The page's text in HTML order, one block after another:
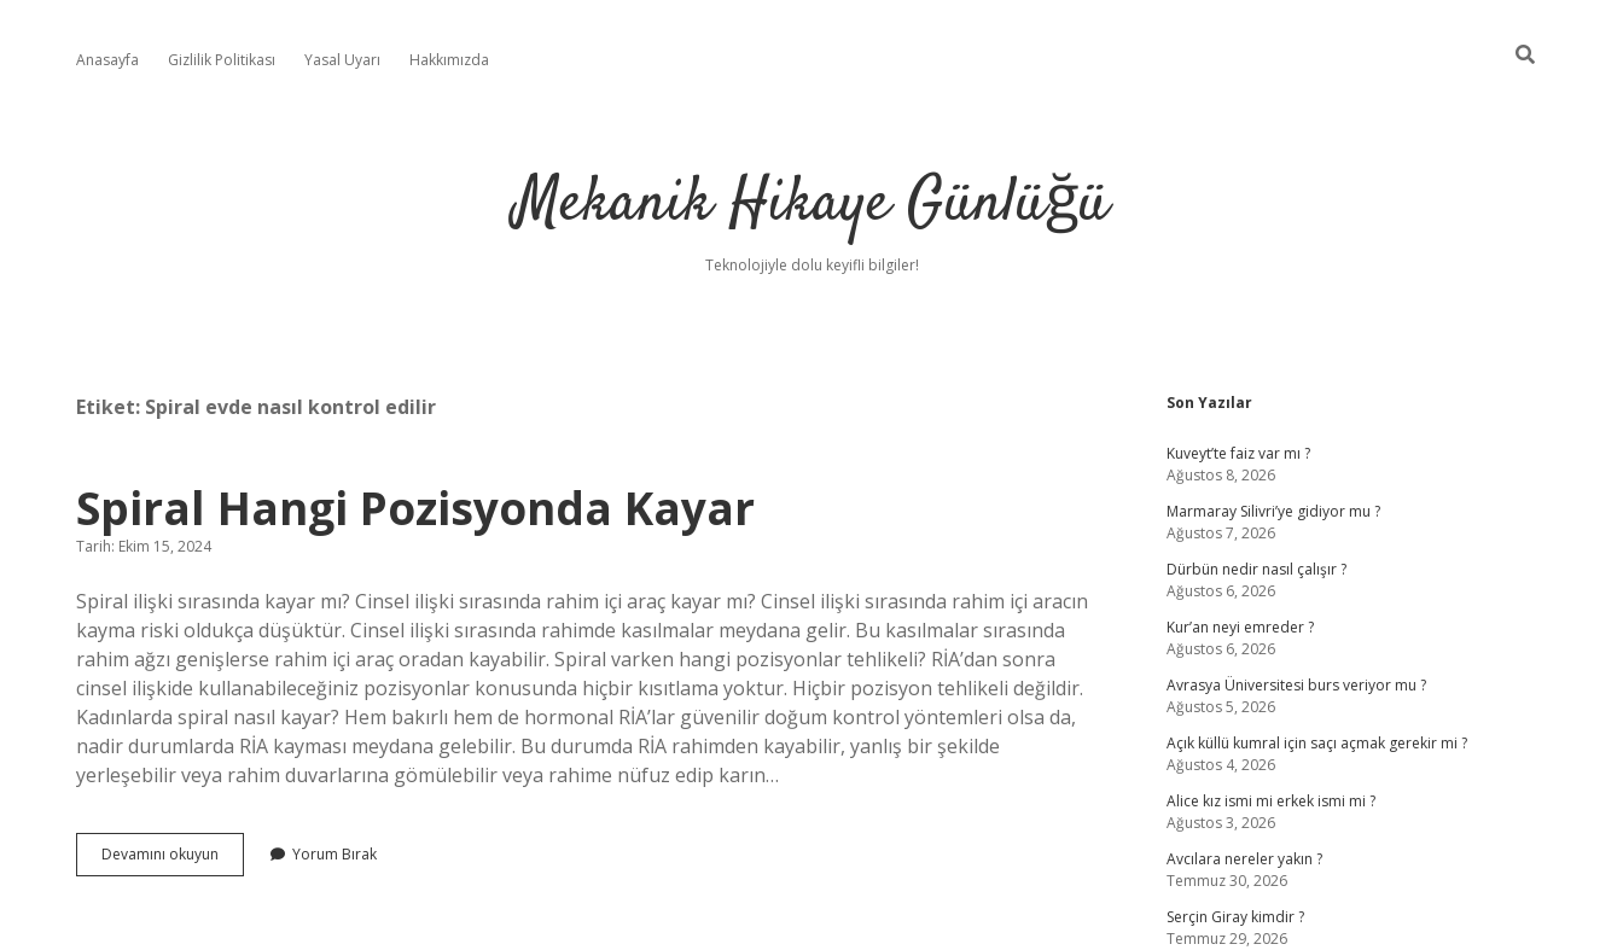
Anasayfa Gizlilik Politikası Yasal Uyarı Hakkımızda
Mekanik Hikaye Günlüğü
Teknolojiyle dolu keyifli bilgiler!
Etiket: Spiral evde nasıl kontrol edilir
Spiral Hangi Pozisyonda Kayar
Tarih: Ekim 15, 2024
Spiral ilişki sırasında kayar mı? Cinsel ilişki sırasında rahim içi araç kayar mı? Cinsel ilişki sırasında rahim içi aracın
kayma riski oldukça düşüktür. Cinsel ilişki sırasında rahimde kasılmalar meydana gelir. Bu kasılmalar sırasında
rahim ağzı genişlerse rahim içi araç oradan kayabilir. Spiral varken hangi pozisyonlar tehlikeli? RİA’dan sonra
cinsel ilişkide kullanabileceğiniz pozisyonlar konusunda hiçbir kısıtlama yoktur. Hiçbir pozisyon tehlikeli değildir.
Kadınlarda spiral nasıl kayar? Hem bakırlı hem de hormonal RİA’lar güvenilir doğum kontrol yöntemleri olsa da,
nadir durumlarda RİA kayması meydana gelebilir. Bu durumda RİA rahimden kayabilir, yanlış bir şekilde
yerleşebilir veya rahim duvarlarına gömülebilir veya rahime nüfuz edip karın…
Devamını okuyun
Hangi
Yorum Bırak
Sidebar
Son Yazılar
Kuveyt’te faiz var mı ?
Ağustos 8, 2026
Marmaray Silivri’ye gidiyor mu ?
Ağustos 7, 2026
Dürbün nedir nasıl çalışır ?
Ağustos 6, 2026
Kur’an neyi emreder ?
Ağustos 6, 2026
Avrasya Üniversitesi burs veriyor mu ?
Ağustos 5, 2026
Açık küllü kumral için saçı açmak gerekir mi ?
Ağustos 4, 2026
Alice kız ismi mi erkek ismi mi ?
Ağustos 3, 2026
Avcılara nereler yakın ?
Temmuz 30, 2026
Serçin Giray kimdir ?
Temmuz 29, 2026